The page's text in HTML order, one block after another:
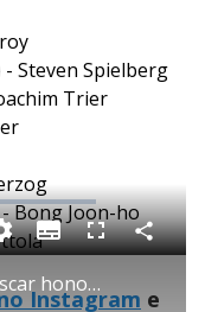
Steven Spielberg
Trier
Bong Joon-ho
Tom Cruise vai receber Oscar honorário por sua carreira no cinema
S
u
b
i
t
l
F
l
s
C
o
a
Instagram e